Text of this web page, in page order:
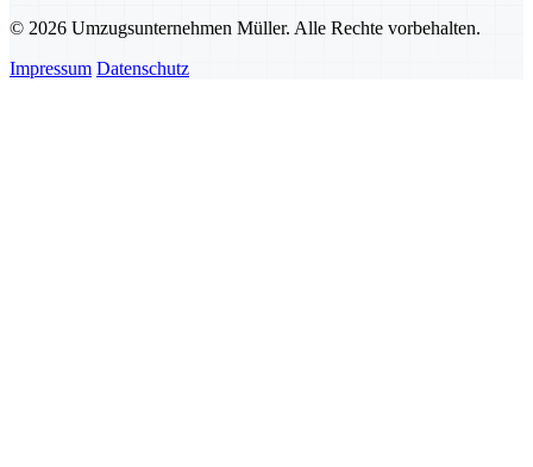
© 2026 Umzugsunternehmen Müller. Alle Rechte vorbehalten.
Impressum Datenschutz